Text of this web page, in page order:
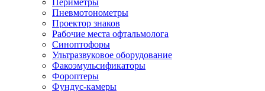
Периметры
Пневмотонометры
Проектор знаков
Рабочие места офтальмолога
Синоптофоры
Ультразвуковое оборудование
Факоэмульсификаторы
Фороптеры
Фундус-камеры